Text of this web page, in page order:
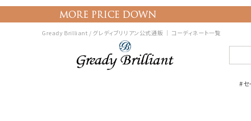
Gready Brilliant / グレディブリリアン公式通販 ｜ コーディネート一覧
#セ